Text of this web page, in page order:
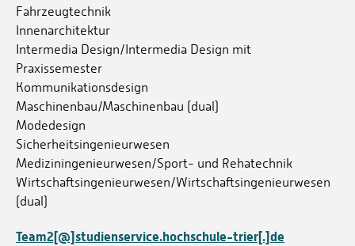
Fahrzeugtechnik
Innenarchitektur
Intermedia Design/Intermedia Design mit
Praxissemester
Kommunikationsdesign
Maschinenbau/Maschinenbau (dual)
Modedesign
Sicherheitsingenieurwesen
Mediziningenieurwesen/Sport- und Rehatechnik
Wirtschaftsingenieurwesen/Wirtschaftsingenieurwesen
(dual)
Team2[@]studienservice.hochschule-trier[.]de